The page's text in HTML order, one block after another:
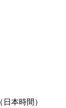
本時間）